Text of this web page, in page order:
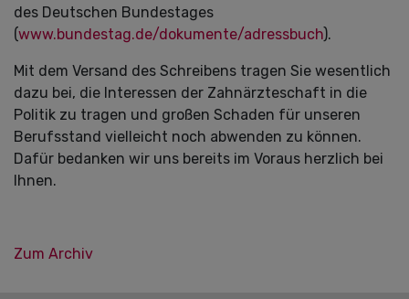
des Deutschen Bundestages
(www.bundestag.de/dokumente/adressbuch).
Mit dem Versand des Schreibens tragen Sie wesentlich
dazu bei, die Interessen der Zahnärzteschaft in die
Politik zu tragen und großen Schaden für unseren
Berufsstand vielleicht noch abwenden zu können.
Dafür bedanken wir uns bereits im Voraus herzlich bei
Ihnen.
Zum Archiv